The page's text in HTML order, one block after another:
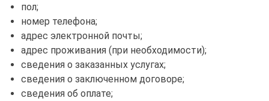
пол;
номер телефона;
адрес электронной почты;
адрес проживания (при необходимости);
сведения о заказанных услугах;
сведения о заключенном договоре;
сведения об оплате;